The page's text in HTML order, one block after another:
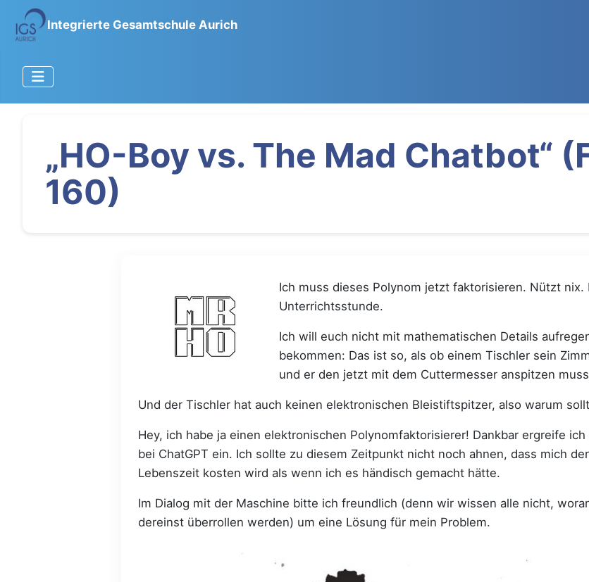
Integrierte Gesamtschule Aurich
„HO-Boy vs. The Mad Chatbot“
160)
Ich muss dieses Polynom jetzt faktorisieren. Nützt nix.
Unterrichtsstunde.
Ich will euch nicht mit mathematischen Details
bekommen: Das ist so, als ob einem Tischler sein
und er den jetzt mit dem Cuttermesser anspitzen
Und der Tischler hat auch keinen elektronischen Bleistiftspitzer, also warum
Hey, ich habe ja einen elektronischen Polynomfaktorisierer! Dankbar ergreife
bei ChatGPT ein. Ich sollte zu diesem Zeitpunkt nicht noch ahnen, dass mich
Lebenszeit kosten wird als wenn ich es händisch gemacht hätte.
Im Dialog mit der Maschine bitte ich freundlich (denn wir wissen alle nicht,
dereinst überrollen werden) um eine Lösung für mein Problem.